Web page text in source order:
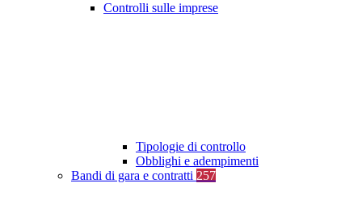
Controlli sulle imprese
Tipologie di controllo
Obblighi e adempimenti
Bandi di gara e contratti 257